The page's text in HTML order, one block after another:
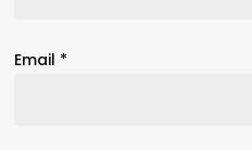
Email *